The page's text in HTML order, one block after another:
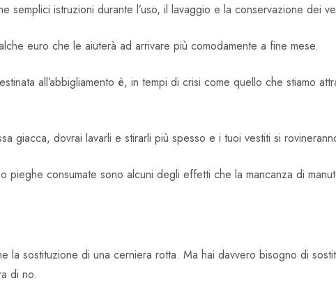
semplici istruzioni durante l’uso, il lavaggio e la conservazione dei
euro che le aiuterà ad arrivare più comodamente a fine mese.
all’abbigliamento è, in tempi di crisi come quello che stiamo
giacca, dovrai lavarli e stirarli più spesso e i tuoi vestiti si
pieghe consumate sono alcuni degli effetti che la mancanza di
la sostituzione di una cerniera rotta. Ma hai davvero bisogno di
di no.